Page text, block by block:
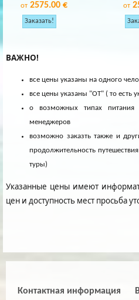
от 2575.00 €
от
ВАЖНО!
все цены указаны на одного
все цены указаны "ОТ" ( то есть
о возможных типах питания
менеджеров
возможно заказть также и
продолжительность
туры)
Указанные цены имеют
цен и доступность мест просьба
Контактная информация